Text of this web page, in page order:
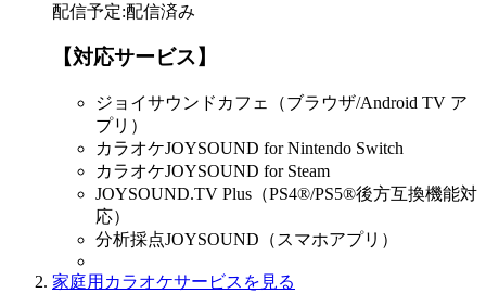
配信予定:配信済み
【対応サービス】
ジョイサウンドカフェ（ブラウザ/Android TV ア
プリ）
カラオケJOYSOUND for Nintendo Switch
カラオケJOYSOUND for Steam
JOYSOUND.TV Plus（PS4®/PS5®後方互換機能対
応）
分析採点JOYSOUND（スマホアプリ）
家庭用カラオケサービスを見る